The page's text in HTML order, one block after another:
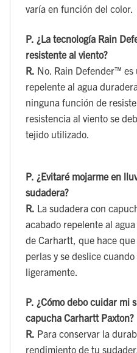
varía en función del color.
P. ¿La tecnología Rain
resistente al viento?
R. No. Rain Defender™ es
repelente al agua
ninguna función de
resistencia al viento se
tejido utilizado.
P. ¿Evitaré mojarme en
sudadera?
R. La sudadera con
acabado repelente al
de Carhartt, que hace
perlas y se deslice
ligeramente.
P. ¿Cómo debo cuidar mi
capucha Carhartt Paxton?
R. Para conservar la
rendimiento de tu